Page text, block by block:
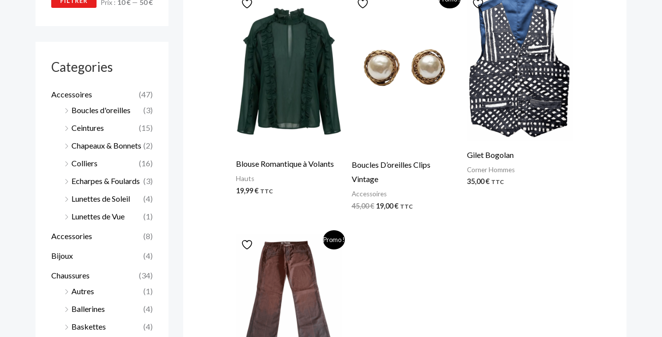
Prix : 10 € — 50 €
Categories
Accessoires
(47)
Boucles d'oreilles
(3)
Ceintures
(15)
Chapeaux & Bonnets (2)
Colliers
(16)
Echarpes & Foulards (3)
Lunettes de Soleil
(4)
Lunettes de Vue
(1)
Accessories (8)
Bijoux (4)
Chaussures
(34)
Autres
(1)
Ballerines
(4)
Baskettes
(4)
Blouse Romantique à Volants
Hauts
19,99€ TTC
Boucles D’oreilles Clips
Vintage
Accessoires
45,00€ 19,00€ TTC
Gilet Bogolan
Corner Hommes
35,00€ TTC
Promo !
prix
initial
était :
129,00 €.
prix
actuel
est :
49,00 €.